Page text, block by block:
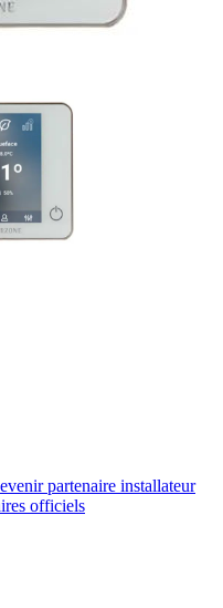
partenaire installateur
officiels